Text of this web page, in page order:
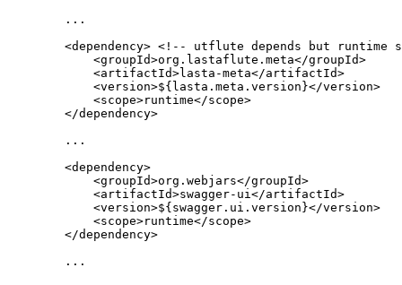
...
        <dependency>
<!-- utflute depends but runtime
            <groupId>
org.lastaflute.meta</groupId>
            <artifactId>
lasta-meta</artifactId>
            <version>
${lasta.meta.version}</version>
            <scope>
runtime</scope>
        </dependency>
...
        <dependency>
            <groupId>
org.webjars</groupId>
            <artifactId>
swagger-ui </artifactId>
            <version>
${swagger.ui.version}</version>
            <scope>
runtime</scope>
        </dependency>
...